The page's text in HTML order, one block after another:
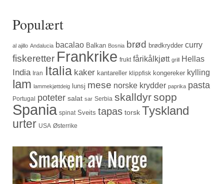
Populært
al ajillo Andalucia bacalao Balkan Bosnia brød brødkrydder curry
fiskeretter Frankrike frukt fårikålkjøtt grill Hellas
India Iran Italia kaker kantareller klippfisk kongereker kylling
lam lammekjøttdeig lunsj mese norske krydder paprika pasta
Portugal poteter salat sar Serbia skalldyrsopp
Spania spinat Sveits tapas torsk Tyskland
urter USA Østerrike